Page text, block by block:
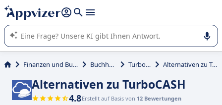
beantworten (mehrere Zeilen mit
Die KI von Appvizer führt Sie bei der Nutzung oder Auswahl
von SaaS-Software in Unternehmen.
Finanzen und Buchhaltung Buchhaltung TurboCASH Alternativen zu TurboCASH
Alternativen zu TurboCASH
4.8Erstellt auf Basis von 12 Bewertungen